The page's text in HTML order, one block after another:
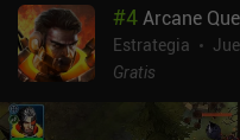
#4Arcane
Estrategia
Gratis